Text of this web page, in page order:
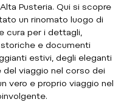
Alta Pusteria. Qui si scopre
un rinomato luogo di
cura per i dettagli,
e documenti
estivi, degli eleganti
del viaggio nel corso dei
vero e proprio viaggio nel